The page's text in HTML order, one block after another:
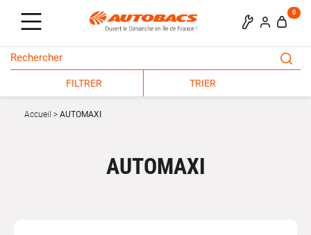
0
FILTRER TRIER
Accueil AUTOMAXI
AUTOMAXI